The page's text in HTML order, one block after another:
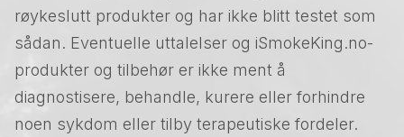
røykeslutt produkter og har ikke blitt testet som
sådan. Eventuelle uttalelser og iSmokeKing.no-
produkter og tilbehør er ikke ment å
diagnostisere, behandle, kurere eller forhindre
noen sykdom eller tilby terapeutiske fordeler.